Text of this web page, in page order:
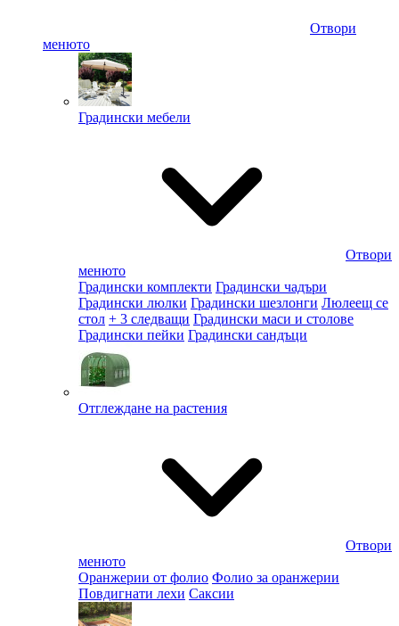
Отвори
менюто
Градински мебели
Отвори
менюто
Градински комплекти Градински чадъри
Градински люлки Градински шезлонги Люлеещ се
стол + 3 следващи Градински маси и столове
Градински пейки Градински сандъци
Отглеждане на растения
Отвори
менюто
Оранжерии от фолио Фолио за оранжерии
Повдигнати лехи Саксии